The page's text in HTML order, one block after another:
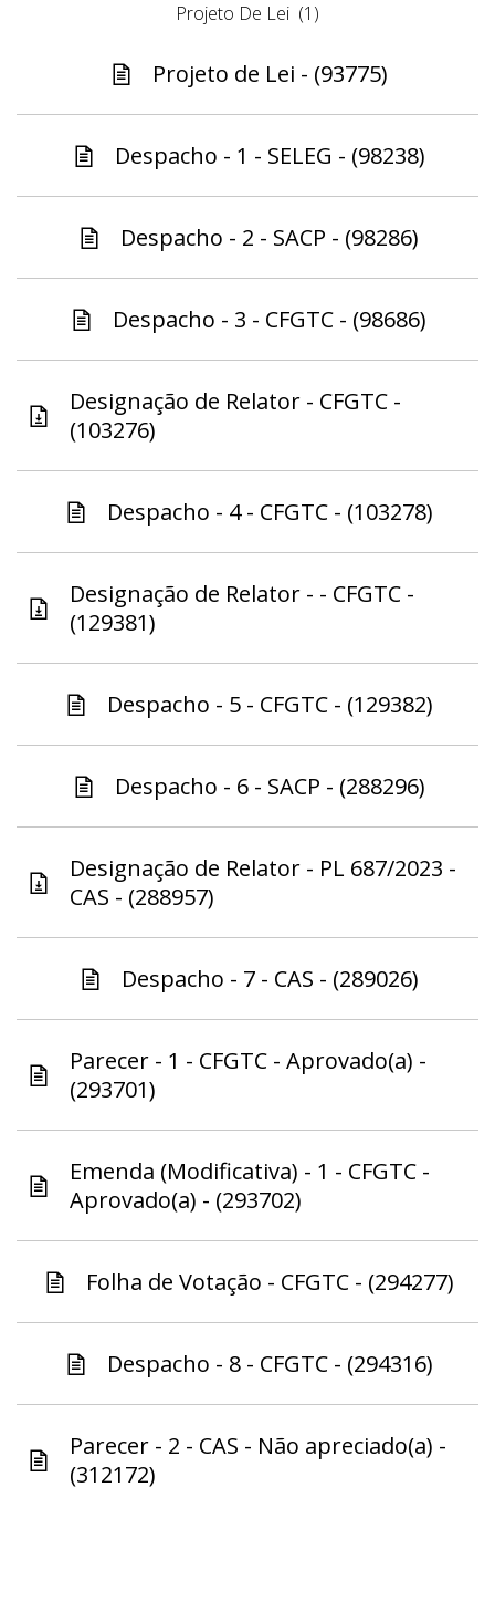
Projeto De Lei (1)
Projeto de Lei - (93775)
Despacho - 1 - SELEG - (98238)
Despacho - 2 - SACP - (98286)
Despacho - 3 - CFGTC - (98686)
Designação de Relator - CFGTC -
(103276)
Despacho - 4 - CFGTC - (103278)
Designação de Relator - - CFGTC -
(129381)
Despacho - 5 - CFGTC - (129382)
Despacho - 6 - SACP - (288296)
Designação de Relator - PL 687/2023 -
CAS - (288957)
Despacho - 7 - CAS - (289026)
Parecer - 1 - CFGTC - Aprovado(a) -
(293701)
Emenda (Modificativa) - 1 - CFGTC -
Aprovado(a) - (293702)
Folha de Votação - CFGTC - (294277)
Despacho - 8 - CFGTC - (294316)
Parecer - 2 - CAS - Não apreciado(a) -
(312172)